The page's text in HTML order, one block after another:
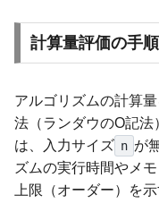
計算量評価の手
アルゴリズムの計算
法（ランダウのO記
は、入力サイズ n が
ズムの実行時間やメ
上限（オーダー）を